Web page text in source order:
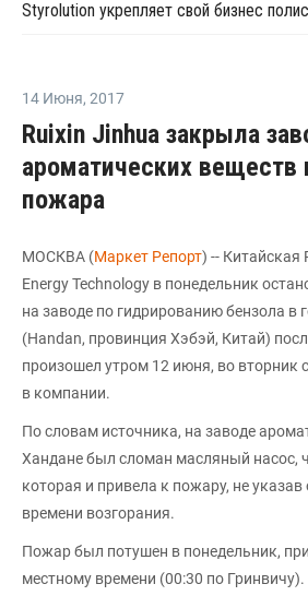
14 Июня, 2017
Ruixin Jinhua закрыла
ароматических веществ
пожара
МОСКВА (Маркет Репорт) -- Китайская
Energy Technology в понедельник
на заводе по гидрированию бензола в
(Handan, провинция Хэбэй, Китай)
произошел утром 12 июня, во вторник
в компании.
По словам источника, на заводе
Хандане был сломан масляный насос,
которая и привела к пожару, не указав
времени возгорания.
Пожар был потушен в понедельник,
местному времени (00:30 по